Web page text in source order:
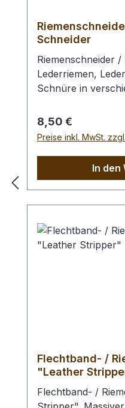
Schneider
Riemenschneider
Lederriemen,
Schnüre in
geeignet,
ca. 3,0 mm Dicke.
bebilderter
möglich: - 3,0 x
x 2,5 und 2,5 x
x 3,5 mm- 2,0 x
Flechten mit
Ihnen
Regulärer Preis:
8,50 €
Preise inkl. MwSt.
In den
Flechtband- /
"Leather
Flechtband- /